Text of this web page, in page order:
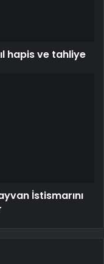
hapis ve tahliye
İstismarını